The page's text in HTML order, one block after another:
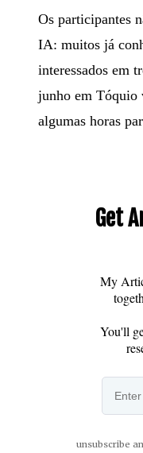
Os participantes
IA: muitos já
interessados em
junho em Tóquio
algumas horas